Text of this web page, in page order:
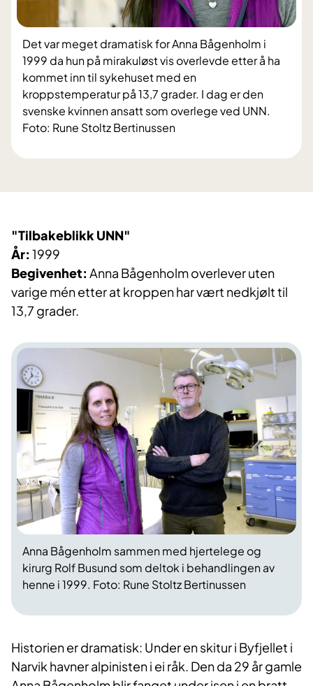
Det var meget dramatisk for Anna Bågenholm i
1999 da hun på mirakuløst vis overlevde etter å ha
kommet inn til sykehuset med en
kroppstemperatur på 13,7 grader. I dag er den
svenske kvinnen ansatt som overlege ved UNN.
Foto: Rune Stoltz Bertinussen
"Tilbakeblikk UNN"
År: 1999
Begivenhet: Anna Bågenholm overlever uten
varige mén etter at kroppen har vært nedkjølt til
13,7 grader.
Anna Bågenholm sammen med hjertelege og
kirurg Rolf Busund som deltok i behandlingen av
henne i 1999. Foto: Rune Stoltz Bertinussen
Historien er dramatisk: Under en skitur i Byfjellet i
Narvik havner alpinisten i ei råk. Den da 29 år gamle